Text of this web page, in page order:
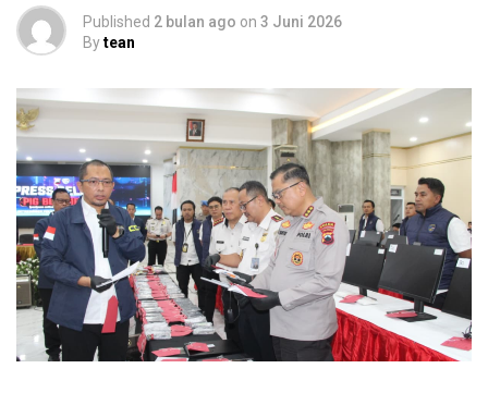
Published 2 bulan ago on 3 Juni 2026
Bytean